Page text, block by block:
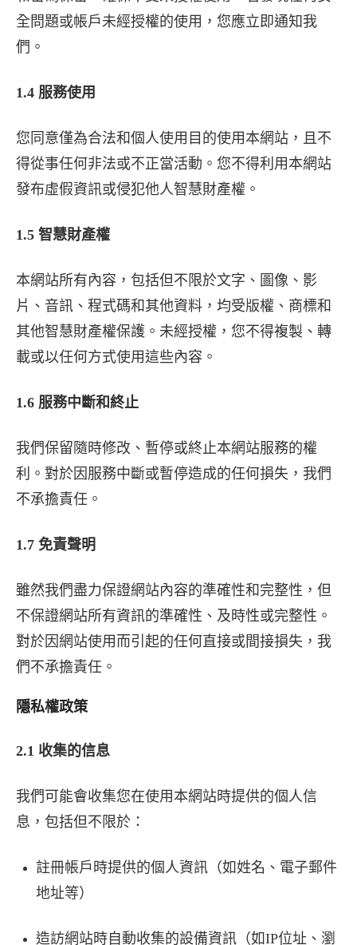
全問題或帳戶未經授權的使用，您應立即通知我
們。
1.4 服務使用
您同意僅為合法和個人使用目的使用本網站，且不
得從事任何非法或不正當活動。您不得利用本網站
發布虛假資訊或侵犯他人智慧財產權。
1.5 智慧財產權
本網站所有內容，包括但不限於文字、圖像、影
片、音訊、程式碼和其他資料，均受版權、商標和
其他智慧財產權保護。未經授權，您不得複製、轉
載或以任何方式使用這些內容。
1.6 服務中斷和終止
我們保留隨時修改、暫停或終止本網站服務的權
利。對於因服務中斷或暫停造成的任何損失，我們
不承擔責任。
1.7 免責聲明
雖然我們盡力保證網站內容的準確性和完整性，但
不保證網站所有資訊的準確性、及時性或完整性。
對於因網站使用而引起的任何直接或間接損失，我
們不承擔責任。
隱私權政策
2.1 收集的信息
我們可能會收集您在使用本網站時提供的個人信
息，包括但不限於：
註冊帳戶時提供的個人資訊（如姓名、電子郵件
地址等）
造訪網站時自動收集的設備資訊（如IP位址、瀏